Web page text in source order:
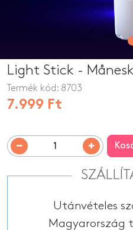
Light Stick -
Termék kód: 8703
7.999 Ft
Utánvételes
Magyarország